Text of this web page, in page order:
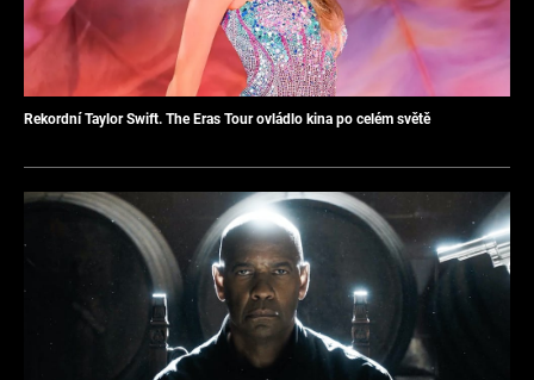
Rekordní Taylor Swift. The Eras Tour ovládlo kina po celém světě